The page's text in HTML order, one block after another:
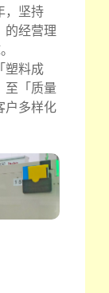
，坚持
的经营理
塑料成
至「质量
户多样化